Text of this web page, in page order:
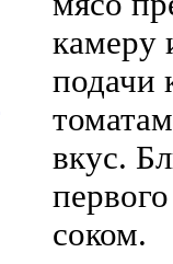
камеру
подачи
вкус.
соком.